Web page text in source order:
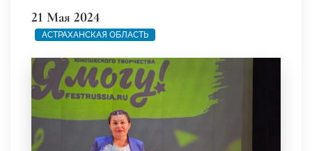
21 Мая 2024
АСТРАХАНСКАЯ ОБЛАСТЬ